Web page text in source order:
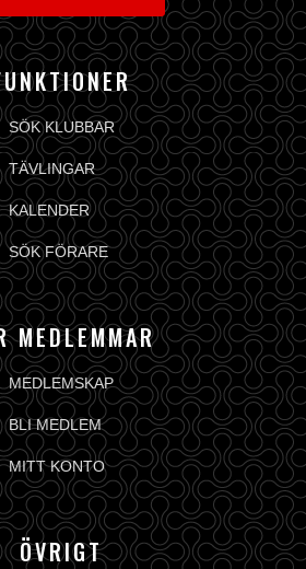
SÖK KLUBBAR
TÄVLINGAR
KALENDER
SÖK FÖRARE
MEDLEMMAR
MEDLEMSKAP
BLI MEDLEM
MITT KONTO
ÖVRIGT